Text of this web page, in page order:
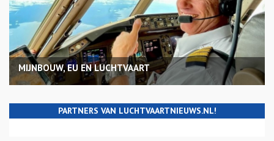
MIJNBOUW, EU EN LUCHTVAART
PARTNERS VAN LUCHTVAARTNIEUWS.NL!